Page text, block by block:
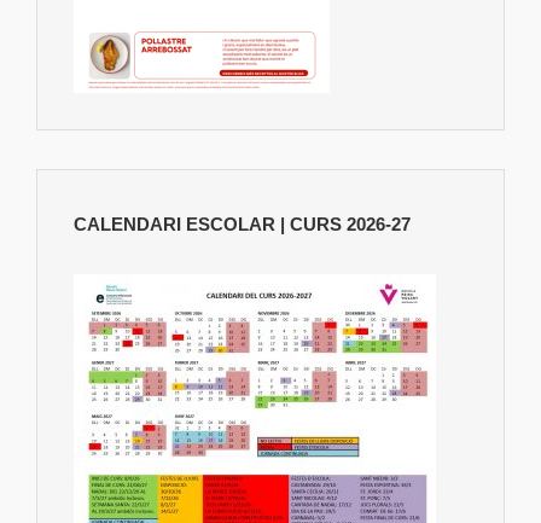
CALENDARI ESCOLAR | CURS 2026-27